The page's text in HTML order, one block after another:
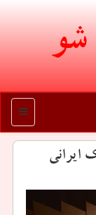
شو
منو
ایرانی